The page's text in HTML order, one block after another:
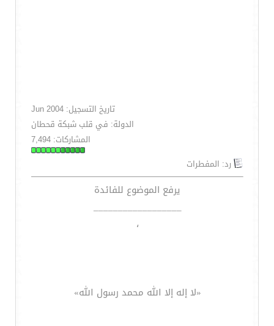
تاريخ التسجيل: Jun 2004
الدولة: في قلب شبكة قحطان
المشاركات: 7,494
رد: المفطرات
يرفع الموضوع للفائدة
__________________
،
«لا إله إلا الله محمد رسول الله»